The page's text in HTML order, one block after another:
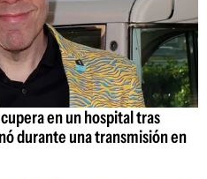
en un hospital tras
durante una transmisión en